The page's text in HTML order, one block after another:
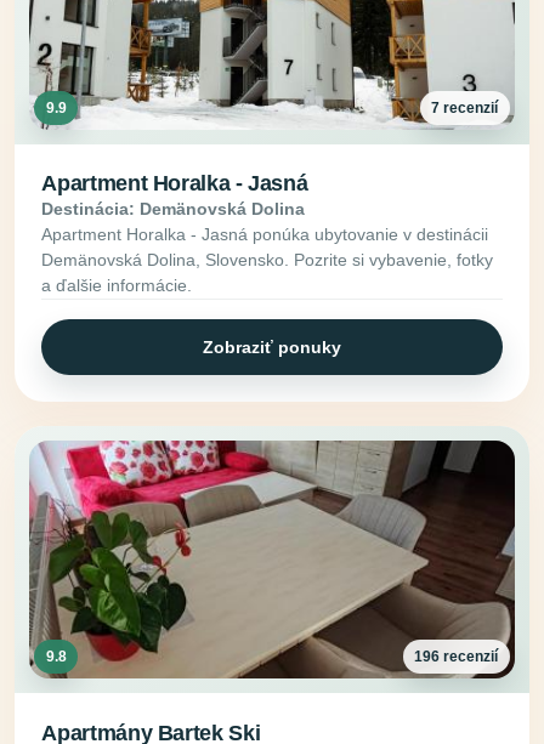
9.9 7 recenzií
Apartment Horalka - Jasná
Destinácia: Demänovská Dolina
Apartment Horalka - Jasná ponúka ubytovanie v destinácii
Demänovská Dolina, Slovensko. Pozrite si vybavenie, fotky
a ďalšie informácie.
Zobraziť ponuky
9.8 196 recenzií
Apartmány Bartek Ski